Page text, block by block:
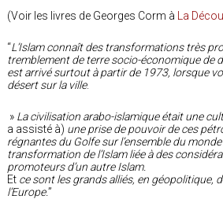
(Voir les livres de Georges Corm à La
“L’Islam connaît des transformations très
tremblement de terre socio-économique de
est arrivé surtout à partir de 1973, lorsque
désert sur la ville.
» La civilisation arabo-islamique était une
a assisté à) une prise de pouvoir de ces
régnantes du Golfe sur l’ensemble du
transformation de l’Islam liée à des
promoteurs d’un autre Islam.
Et ce sont les grands alliés, en géopolitique,
l’Europe.”